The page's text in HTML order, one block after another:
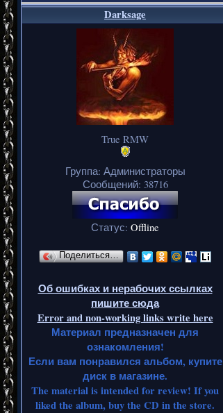
Darksage
True RMW
Группа: Администраторы
Сообщений: 38716
Статус: Offline
Поделиться…
Об ошибках и нерабочих ссылках
пишите сюда
Error and non-working links write here
Материал предназначен для
ознакомления!
Если вам понравился альбом, купите
диск в магазине.
The material is intended for review! If you
liked the album, buy the CD in the store.